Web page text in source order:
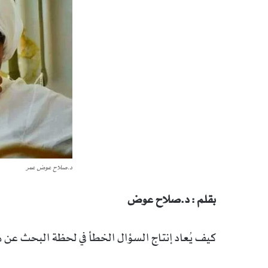
د.صلاح عوض عمر
بقلم : د.صلاح عوض
كيف يُعاد إنتاج السؤال الخطأ في لحظة البحث عن